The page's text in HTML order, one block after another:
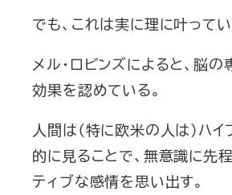
でも、これは実に理に叶ってい
メル・ロビンズによると、脳
効果を認めている。
人間は（特に欧米の人は）ハイ
的に見ることで、無意識に先
ティブな感情を思い出す。